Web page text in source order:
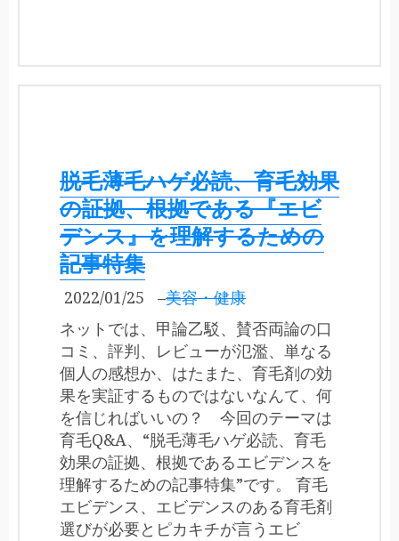
脱毛薄毛ハゲ必読、育毛効果
の証拠、根拠である『エビ
デンス』を理解するための
記事特集
2022/01/25 –美容・健康
ネットでは、甲論乙駁、賛否両論の口
コミ、評判、レビューが氾濫、単なる
個人の感想か、はたまた、育毛剤の効
果を実証するものではないなんて、何
を信じればいいの？ 今回のテーマは
育毛Q&A、“脱毛薄毛ハゲ必読、育毛
効果の証拠、根拠であるエビデンスを
理解するための記事特集”です。 育毛
エビデンス、エビデンスのある育毛剤
選びが必要とピカキチが言うエビ